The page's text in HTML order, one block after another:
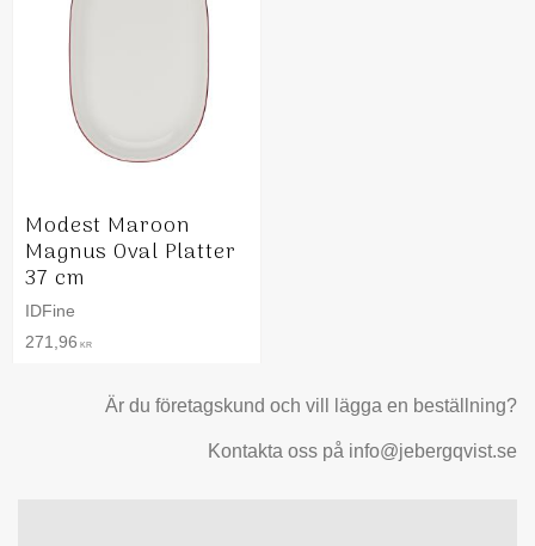
Modest Maroon
Magnus Oval Platter
37 cm
IDFine
271,96 KR
Är du företagskund och vill lägga en beställning?
Kontakta oss på info@jebergqvist.se